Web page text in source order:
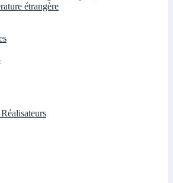
étrangère